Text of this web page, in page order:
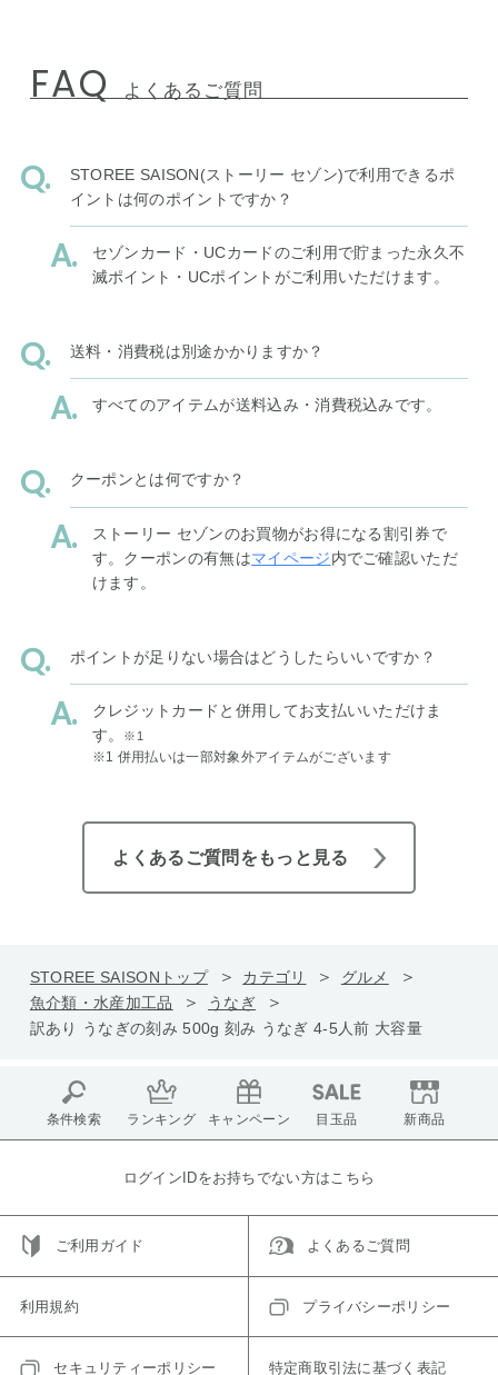
FAQ よくあるご質問
STOREE SAISON(ストーリー セゾン)で利用できるポ
イントは何のポイントですか？
セゾンカード・UCカードのご利用で貯まった永久不
滅ポイント・UCポイントがご利用いただけます。
送料・消費税は別途かかりますか？
すべてのアイテムが送料込み・消費税込みです。
クーポンとは何ですか？
ストーリー セゾンのお買物がお得になる割引券で
す。クーポンの有無はマイページ内でご確認いただ
けます。
ポイントが足りない場合はどうしたらいいですか？
クレジットカードと併用してお支払いいただけま
す。
※1
※1 併用払いは一部対象外アイテムがございます
よくあるご質問をもっと見る
STOREE SAISONトップ カテゴリ
グルメ
魚介類・水産加工品
うなぎ
訳あり うなぎの刻み 500g 刻み うなぎ 4-5人前 大容量
条件検索 ランキング キャンペーン 目玉品 新商品
ログインIDをお持ちでない方はこちら
ご利用ガイド よくあるご質問
利用規約 プライバシーポリシー
セキュリティーポリシー 特定商取引法に基づく表記